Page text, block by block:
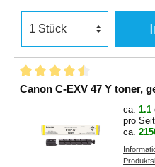
Canon C-EXV 47 Y toner,
ca. 1.1
pro
ca.